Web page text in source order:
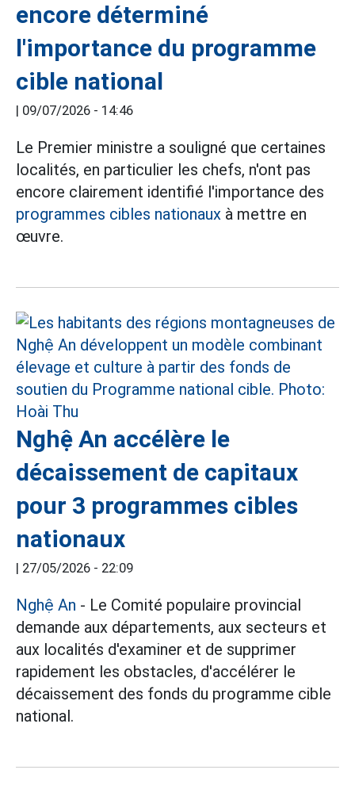
encore déterminé
l'importance du programme
cible national
| 09/07/2026 - 14:46
Le Premier ministre a souligné que certaines
localités, en particulier les chefs, n'ont pas
encore clairement identifié l'importance des
programmes cibles nationaux à mettre en
œuvre.
Nghệ An accélère le
décaissement de capitaux
pour 3 programmes cibles
nationaux
| 27/05/2026 - 22:09
Nghệ An - Le Comité populaire provincial
demande aux départements, aux secteurs et
aux localités d'examiner et de supprimer
rapidement les obstacles, d'accélérer le
décaissement des fonds du programme cible
national.